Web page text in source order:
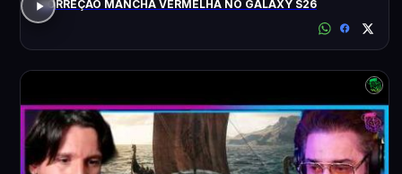
CORREÇÃO MANCHA VERMELHA NO GALAXY S26